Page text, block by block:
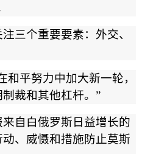
三个重要要素：外交、
和平努力中加大新一轮，
裁和其他杠杆。 ”
自白俄罗斯日益增长的
、威慑和措施防止莫斯